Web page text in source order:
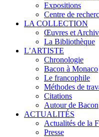
Expositions
Centre de
LA COLLECTION
Œuvres et
La Bibliothèque
L’ARTISTE
Chronologie
Bacon à Monaco
Le francophile
Méthodes de
Citations
Autour de Bacon
ACTUALITÉS
Actualités de la
Presse